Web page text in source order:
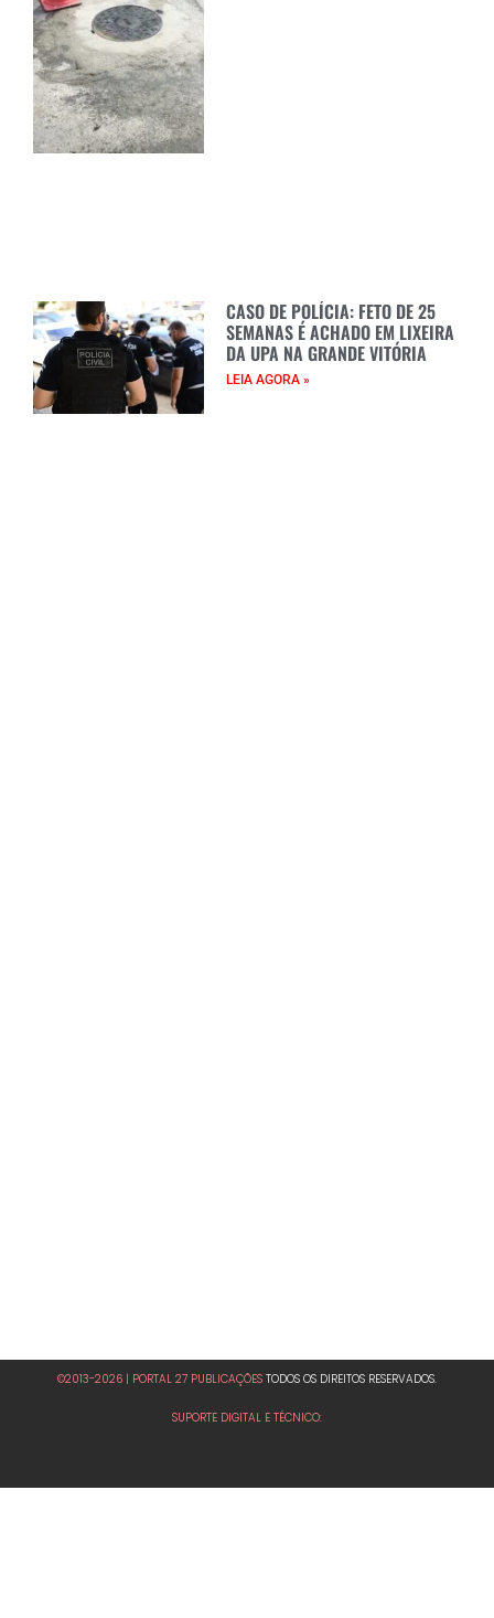
CASO DE POLÍCIA: FETO DE 25
SEMANAS É ACHADO EM LIXEIRA
DA UPA NA GRANDE VITÓRIA
LEIA AGORA »
©2013-2026 | PORTAL 27 PUBLICAÇÕES TODOS OS DIREITOS RESERVADOS.
SUPORTE DIGITAL E TÉCNICO: